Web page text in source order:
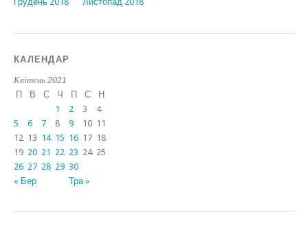
КАЛЕНДАР
Квітень 2021
П
В С Ч П С Н
« Бер Тра »
1 2 3
4
5
6 7 8 9 10 11
12 13 14 15 16 17 18
19 20 21 22 23 24 25
26 27 28 29 30